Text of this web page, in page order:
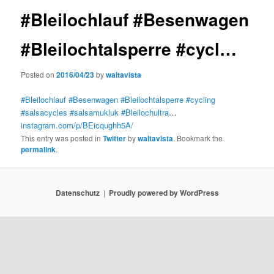
#Bleilochlauf #Besenwagen
#Bleilochtalsperre #cycl…
Posted on2016/04/23bywaltavista
#Bleilochlauf #Besenwagen #Bleilochtalsperre #cycling
#salsacycles #salsamukluk #Bleilochultra…
instagram.com/p/BEicqughh5A/
This entry was posted inTwitterbywaltavista. Bookmark the
permalink.
Datenschutz Proudly powered by WordPress